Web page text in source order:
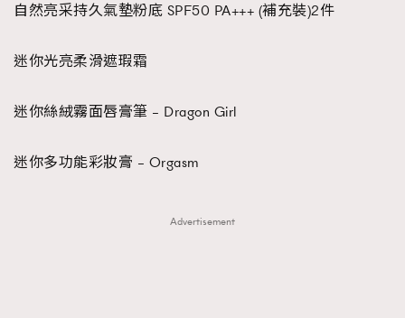
自然亮采持久氣墊粉底 SPF50 PA+++ (補充裝)2件
迷你光亮柔滑遮瑕霜
迷你絲絨霧面唇膏筆 – Dragon Girl
迷你多功能彩妝膏 – Orgasm
Advertisement